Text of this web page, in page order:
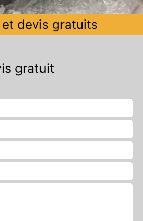
devis gratuits
gratuit